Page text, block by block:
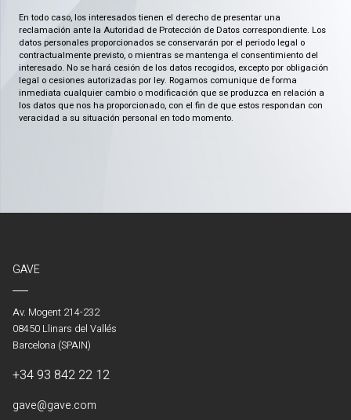
En todo caso, los interesados tienen el derecho de presentar una
reclamación ante la Autoridad de Protección de Datos correspondiente. Los
datos personales proporcionados se conservarán por el periodo legal o
contractualmente previsto, o mientras se mantenga el consentimiento del
interesado. No se hará cesión de los datos recogidos, excepto por obligación
legal o cesiones autorizadas por ley. Rogamos comunique de forma
inmediata cualquier cambio o modificación que se produzca en relación a
los datos que nos ha proporcionado, con el fin de que estos respondan con
veracidad a su situación personal en todo momento.
GAVE
Av. Mogent 214-232
08450 Llinars del Vallés
Barcelona (SPAIN)
+34 93 842 22 12
gave@gave.com